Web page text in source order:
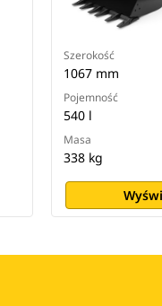
Szerokość
1067 mm
Pojemność
540 l
Masa
338 kg